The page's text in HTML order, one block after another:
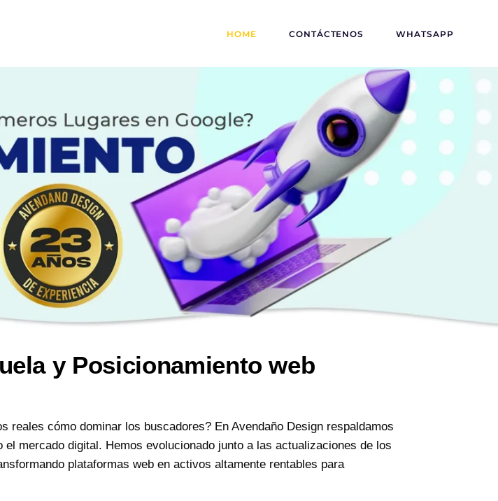
HOME CONTÁCTENOS WHATSAPP
y Posicionamiento web
reales cómo dominar los buscadores? En Avendaño Design respaldamos
mercado digital. Hemos evolucionado junto a las actualizaciones de los
plataformas web en activos altamente rentables para